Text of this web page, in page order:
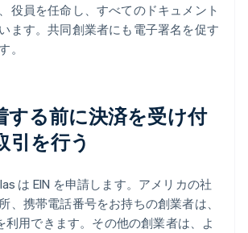
役員を任命し、すべてのドキュメント
ます。共同創業者にも電子署名を促す
。
する前に決済を受け付
引を行う
は EIN を申請します。アメリカの社
、携帯電話番号をお持ちの創業者は、
利用できます。その他の創業者は、よ